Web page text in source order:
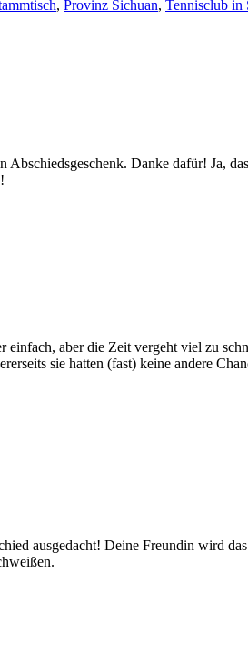
, Provinz Sichuan, Tennisclub in
Abschiedsgeschenk. Danke dafür! Ja,
einfach, aber die Zeit vergeht viel zu
sie hatten (fast) keine andere
ausgedacht! Deine Freundin wird